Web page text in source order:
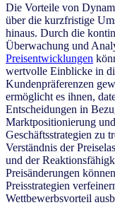
Die Vorteile von
über die kurzfristige
hinaus. Durch die
Überwachung und
Preisentwicklungen
wertvolle Einblicke in
Kundenpräferenzen
ermöglicht es ihnen,
Entscheidungen in
Marktpositionierung
Geschäftsstrategien zu
Verständnis der
und der
Preisänderungen
Preisstrategien
Wettbewerbsvorteil